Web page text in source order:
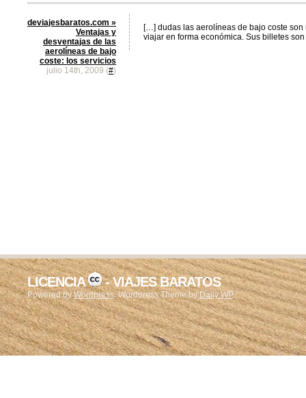
deviajesbaratos.com »
Ventajas y
desventajas de las
aerolíneas de bajo
coste: los servicios
julio 14th, 2009 (#)
[…] dudas las aerolíneas de bajo coste
viajar en forma económica. Sus billetes
LICENCIA - VIAJES BARATOS
Powered byWordpress. Wordpress Theme byDaily WP.